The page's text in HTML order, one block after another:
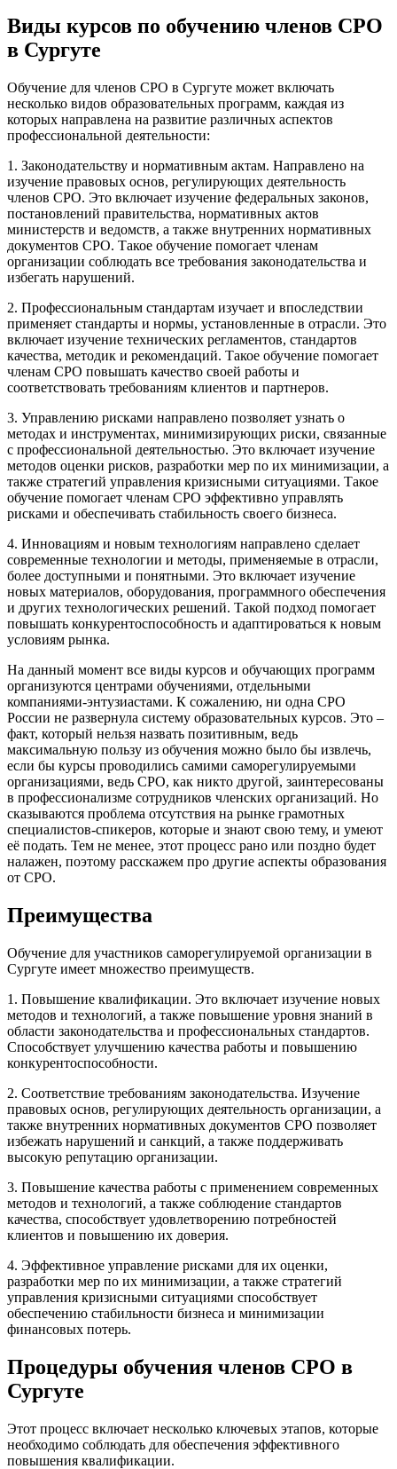
Виды курсов по обучению членов СРО
в Сургуте
Обучение для членов СРО в Сургуте может включать
несколько видов образовательных программ, каждая из
которых направлена на развитие различных аспектов
профессиональной деятельности:
1. Законодательству и нормативным актам. Направлено на
изучение правовых основ, регулирующих деятельность
членов СРО. Это включает изучение федеральных законов,
постановлений правительства, нормативных актов
министерств и ведомств, а также внутренних нормативных
документов СРО. Такое обучение помогает членам
организации соблюдать все требования законодательства и
избегать нарушений.
2. Профессиональным стандартам изучает и впоследствии
применяет стандарты и нормы, установленные в отрасли. Это
включает изучение технических регламентов, стандартов
качества, методик и рекомендаций. Такое обучение помогает
членам СРО повышать качество своей работы и
соответствовать требованиям клиентов и партнеров.
3. Управлению рисками направлено позволяет узнать о
методах и инструментах, минимизирующих риски, связанные
с профессиональной деятельностью. Это включает изучение
методов оценки рисков, разработки мер по их минимизации, а
также стратегий управления кризисными ситуациями. Такое
обучение помогает членам СРО эффективно управлять
рисками и обеспечивать стабильность своего бизнеса.
4. Инновациям и новым технологиям направлено сделает
современные технологии и методы, применяемые в отрасли,
более доступными и понятными. Это включает изучение
новых материалов, оборудования, программного обеспечения
и других технологических решений. Такой подход помогает
повышать конкурентоспособность и адаптироваться к новым
условиям рынка.
На данный момент все виды курсов и обучающих программ
организуются центрами обучениями, отдельными
компаниями-энтузиастами. К сожалению, ни одна СРО
России не развернула систему образовательных курсов. Это –
факт, который нельзя назвать позитивным, ведь
максимальную пользу из обучения можно было бы извлечь,
если бы курсы проводились самими саморегулируемыми
организациями, ведь СРО, как никто другой, заинтересованы
в профессионализме сотрудников членских организаций. Но
сказываются проблема отсутствия на рынке грамотных
специалистов-спикеров, которые и знают свою тему, и умеют
её подать. Тем не менее, этот процесс рано или поздно будет
налажен, поэтому расскажем про другие аспекты образования
от СРО.
Преимущества
Обучение для участников саморегулируемой организации в
Сургуте имеет множество преимуществ.
1. Повышение квалификации. Это включает изучение новых
методов и технологий, а также повышение уровня знаний в
области законодательства и профессиональных стандартов.
Способствует улучшению качества работы и повышению
конкурентоспособности.
2. Соответствие требованиям законодательства. Изучение
правовых основ, регулирующих деятельность организации, а
также внутренних нормативных документов СРО позволяет
избежать нарушений и санкций, а также поддерживать
высокую репутацию организации.
3. Повышение качества работы с применением современных
методов и технологий, а также соблюдение стандартов
качества, способствует удовлетворению потребностей
клиентов и повышению их доверия.
4. Эффективное управление рисками для их оценки,
разработки мер по их минимизации, а также стратегий
управления кризисными ситуациями способствует
обеспечению стабильности бизнеса и минимизации
финансовых потерь.
Процедуры обучения членов СРО в
Сургуте
Этот процесс включает несколько ключевых этапов, которые
необходимо соблюдать для обеспечения эффективного
повышения квалификации.